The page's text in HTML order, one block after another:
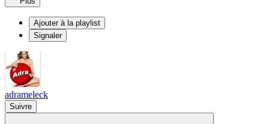
Ajouter à la playlist
Signaler
adrameleck
Suivre